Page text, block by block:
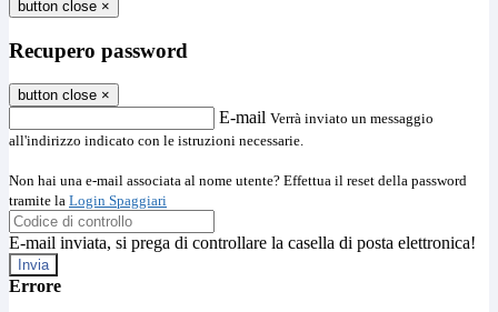
button close ×
Recupero password
button close ×
E-mail Verrà inviato un messaggio
all'indirizzo indicato con le istruzioni necessarie.
Non hai una e-mail associata al nome utente? Effettua il reset della password
tramite la Login Spaggiari
E-mail inviata, si prega di controllare la casella di posta elettronica!
Errore